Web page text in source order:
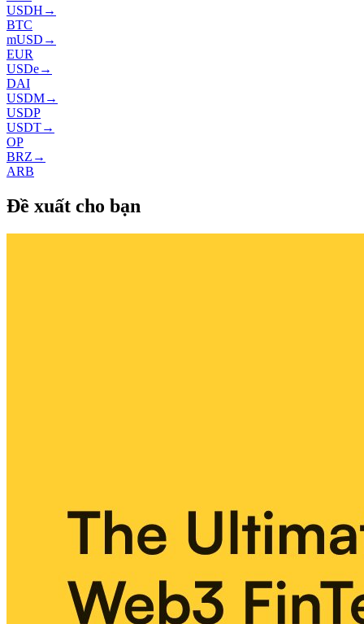
USDH →
BTC
mUSD →
EUR
USDe→
DAI
USDM→
USDP
USDT→
OP
BRZ →
ARB
Đề xuất cho bạn